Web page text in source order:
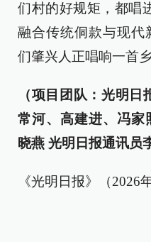
们村的好规矩，都唱
融合传统侗款与现代
们肇兴人正唱响一首
（项目团队：光明日
常河、高建进、冯家
晓燕 光明日报通讯员
《光明日报》（2026